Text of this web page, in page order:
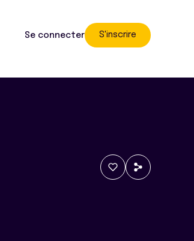
Se connecter S'inscrire